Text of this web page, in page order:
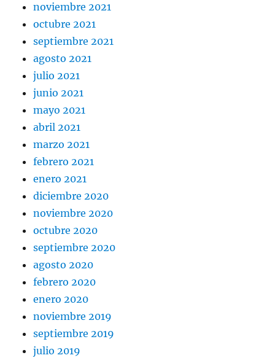
noviembre 2021
octubre 2021
septiembre 2021
agosto 2021
julio 2021
junio 2021
mayo 2021
abril 2021
marzo 2021
febrero 2021
enero 2021
diciembre 2020
noviembre 2020
octubre 2020
septiembre 2020
agosto 2020
febrero 2020
enero 2020
noviembre 2019
septiembre 2019
julio 2019